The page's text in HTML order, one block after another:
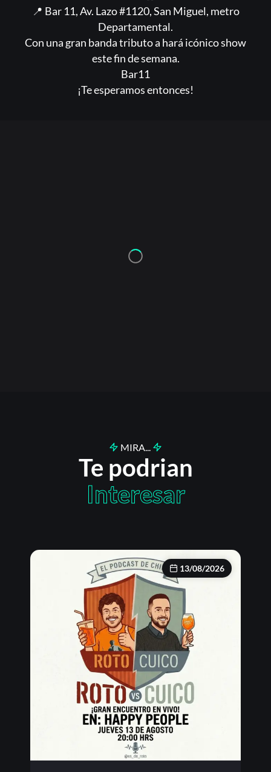
📍 Bar 11, Av. Lazo #1120, San Miguel, metro
Departamental.
Con una gran banda tributo a hará icónico show
este fin de semana.
Bar11
¡Te esperamos entonces!
MIRA...
Te podrian
Interesar
13/08/2026